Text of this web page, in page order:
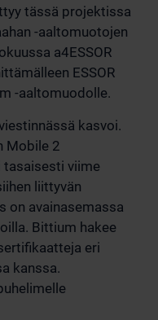
tässä projektissa
-aaltomuotojen
a4ESSOR
ESSOR
-aaltomuodolle.
kasvoi.
Mobile 2
tasaisesti viime
liittyvän
on avainasemassa
Bittium hakee
eri
kanssa.